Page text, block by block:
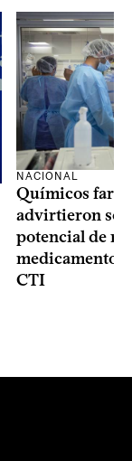
NACIONAL
Químicos
advirtieron
potencial de
medicamentos
CTI